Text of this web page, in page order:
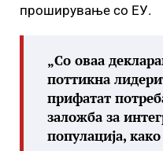
проширување со ЕУ.
„Со оваа
поттикна
прифатат
заложба за
популација,